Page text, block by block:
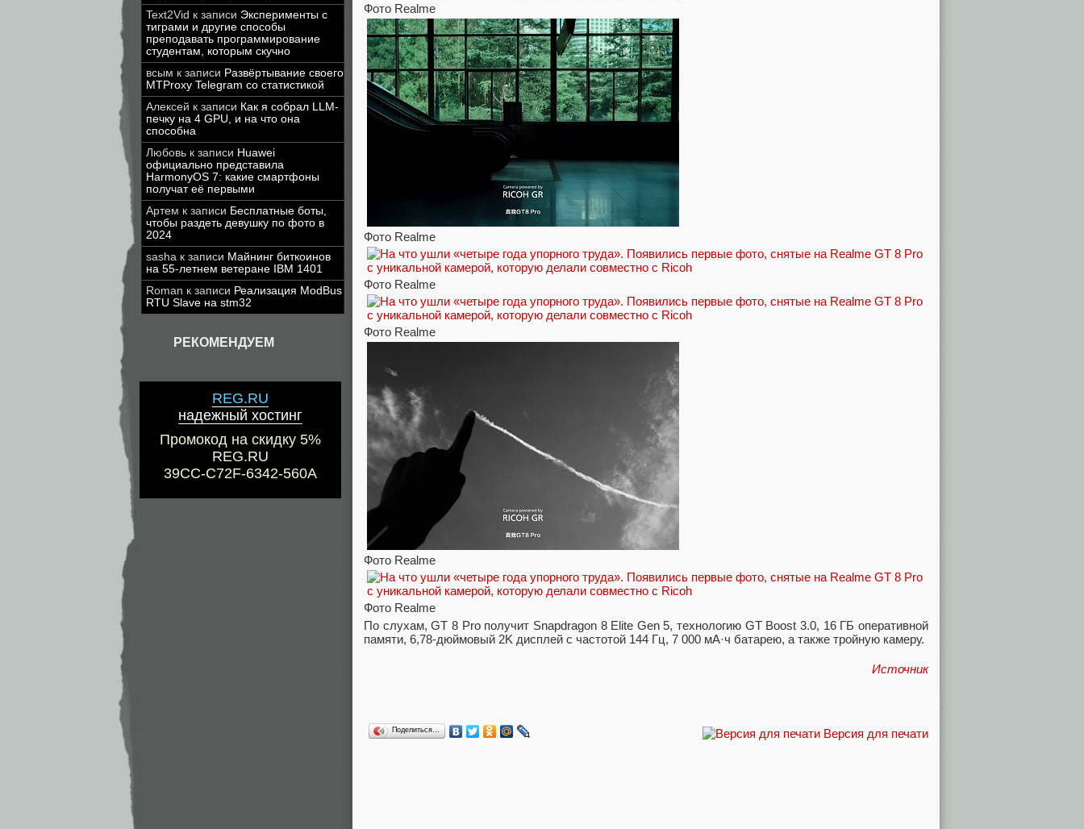
Text2Vid к записи Эксперименты с
тиграми и другие способы
преподавать программирование
студентам, которым скучно
всым к записи Развёртывание своего
MTProxy Telegram со статистикой
Алексей к записи Как я собрал LLM-
печку на 4 GPU, и на что она
способна
Любовь к записи Huawei
официально представила
HarmonyOS 7: какие смартфоны
получат её первыми
Артем к записи Бесплатные боты,
чтобы раздеть девушку по фото в
2024
sasha к записи Майнинг биткоинов
на 55-летнем ветеране IBM 1401
Roman к записи Реализация ModBus
RTU Slave на stm32
РЕКОМЕНДУЕМ
REG.RU
надежный хостинг
Промокод на скидку 5%
REG.RU
39CC-C72F-6342-560A
Фото Realme
Фото Realme
Фото Realme
Фото Realme
Фото Realme
Фото Realme
По слухам, GT 8 Pro получит Snapdragon 8 Elite Gen 5, технологию GT Boost 3.0, 16 ГБ оперативной
памяти, 6,78-дюймовый 2K дисплей с частотой 144 Гц, 7 000 мА·ч батарею, а также тройную камеру.
Источник
Версия для печати
Поделиться…